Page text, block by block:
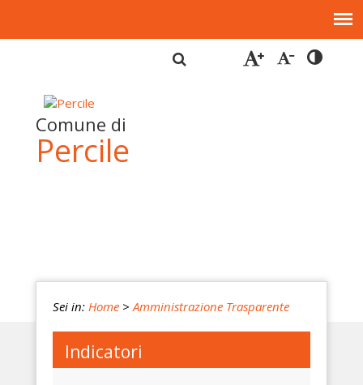
Comune di
Percile
Sei in: Home >Amministrazione Trasparente
Indicatori